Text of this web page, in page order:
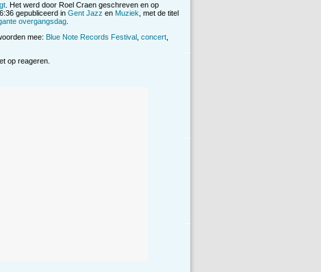
. Het werd door Roel Craen geschreven en op
gepubliceerd in Gent Jazz en Muziek , met de titel
overgangsdag
mee: Blue Note Records Festival concert
op reageren.